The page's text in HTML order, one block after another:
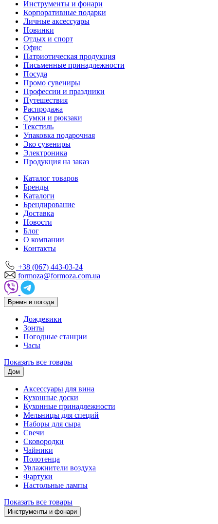
Инструменты и фонари
Корпоративные подарки
Личные аксессуары
Новинки
Отдых и спорт
Офис
Патриотическая продукция
Письменные принадлежности
Посуда
Промо сувениры
Профессии и праздники
Путешествия
Распродажа
Сумки и рюкзаки
Текстиль
Упаковка подарочная
Эко сувениры
Электроника
Продукция на заказ
Каталог товаров
Бренды
Каталоги
Брендирование
Доставка
Новости
Блог
О компании
Контакты
+38 (067) 443-03-24
formoza@formoza.com.ua
Время и погода
Дождевики
Зонты
Погодные станции
Часы
Показать все товары
Дом
Аксессуары для вина
Кухонные доски
Кухонные принадлежности
Мельницы для специй
Наборы для сыра
Свечи
Сковородки
Чайники
Полотенца
Увлажнители воздуха
Фартуки
Настольные лампы
Показать все товары
Инструменты и фонари